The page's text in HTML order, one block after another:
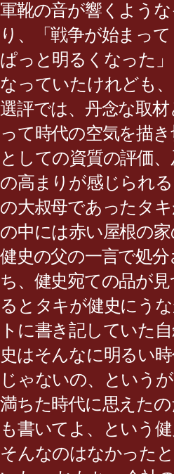
軍靴の音が響くよう
り、「戦争が始まっ
ぱっと明るくなった
なっていたけれども
選評では、丹念な取
って時代の空気を描
としての資質の評価
の高まりが感じられ
の大叔母であったタ
の中には赤い屋根の家
健史の父の一言で処
ち、健史宛ての品が
るとタキが健史にう
トに書き記していた
史はそんなに明るい
じゃないの、という
満ちた時代に思えた
も書いてよ、という
そんなのはなかった